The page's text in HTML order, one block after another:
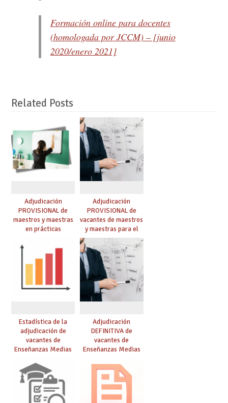
Formación online para docentes
(homologada por JCCM) – [junio
2020/enero 2021]
Related Posts
Adjudicación
PROVISIONAL de
maestros y maestras
en prácticas
Adjudicación
PROVISIONAL de
vacantes de maestros
y maestras para el
curso 26-27
Estadística de la
adjudicación de
vacantes de
Enseñanzas Medias
Adjudicación
DEFINITIVA de
vacantes de
Enseñanzas Medias